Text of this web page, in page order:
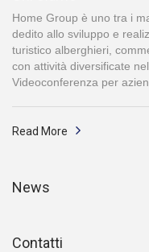
Home Group è uno tra i
dedito allo sviluppo e
turistico alberghieri,
con attività diversificate
Videoconferenza per
Read More
News
Contatti